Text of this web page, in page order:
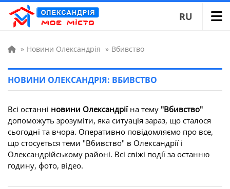
RU
» Новини Олександрія » Вбивство
НОВИНИ ОЛЕКСАНДРІЯ: ВБИВСТВО
Всі останні новини Олександріїна тему "Вбивство"
допоможуть зрозуміти, яка ситуація зараз, що сталося
сьогодні та вчора. Оперативно повідомляємо про все,
що стосується теми "Вбивство" в Олександрії і
Олександрійському районі. Всі свіжі події за останню
годину, фото, відео.